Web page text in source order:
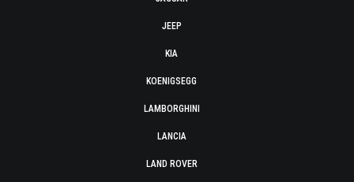
JEEP
KIA
KOENIGSEGG
LAMBORGHINI
LANCIA
LAND ROVER